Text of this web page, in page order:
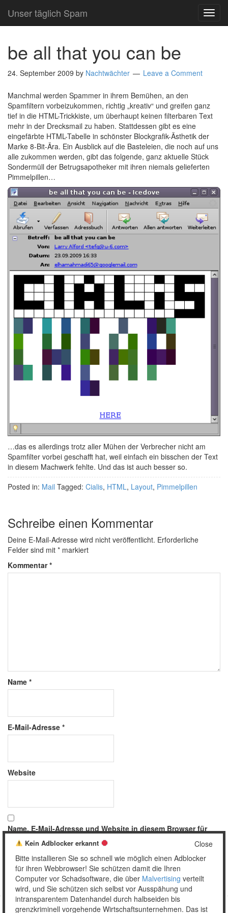
Unser täglich Spam
be all that you can be
24. September 2009 by Nachtwächter Leave a Comment
Manchmal werden Spammer in ihrem Bemühen, an den
Spamfiltern vorbeizukommen, richtig „kreativ“ und greifen ganz
tief in die HTML-Trickkiste, um überhaupt keinen filterbaren Text
mehr in der Drecksmail zu haben. Stattdessen gibt es eine
eingefärbte HTML-Tabelle in schönster Blockgrafik-Ästhetik der
Marke 8-Bit-Ära. Ein Ausblick auf die Basteleien, die noch auf uns
alle zukommen werden, gibt das folgende, ganz aktuelle Stück
Sondermüll der Betrugsapotheker mit ihren niemals gelieferten
Pimmelpillen…
…das es allerdings trotz aller Mühen der Verbrecher nicht am
Spamfilter vorbei geschafft hat, weil einfach ein bisschen der Text
in diesem Machwerk fehlte. Und das ist auch besser so.
Posted in: Mail Tagged: Cialis, HTML, Layout, Pimmelpillen
Schreibe einen Kommentar
Deine E-Mail-Adresse wird nicht veröffentlicht. Erforderliche
Felder sind mit * markiert
Kommentar*
Name *
E-Mail-Adresse *
Website
Name, E-Mail-Adresse und Website in diesem Browser für
meinen nächsten Kommentar speichern.
Close
Kein Adblocker erkannt
Bitte installieren Sie so schnell wie möglich einen Adblocker
für ihren Webbrowser! Sie schützen damit die Ihren
Computer vor Schadsoftware, die über Malvertising verteilt
wird, und Sie schützen sich selbst vor Ausspähung und
intransparentem Datenhandel durch halbseiden bis
grenzkriminell vorgehende Wirtschaftsunternehmen. Das ist